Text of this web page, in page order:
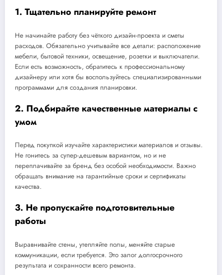
1. Тщательно планируйте ремонт
Не начинайте работу без чёткого дизайн-проекта и сметы
расходов. Обязательно учитывайте все детали: расположение
мебели, бытовой техники, освещение, розетки и выключатели.
Если есть возможность, обратитесь к профессиональному
дизайнеру или хотя бы воспользуйтесь специализированными
программами для создания планировки.
2. Подбирайте качественные материалы с
умом
Перед покупкой изучайте характеристики материалов и отзывы.
Не гонитесь за супер-дешевым вариантом, но и не
переплачивайте за бренд без особой необходимости. Важно
обращать внимание на гарантийные сроки и сертификаты
качества.
3. Не пропускайте подготовительные
работы
Выравнивайте стены, утепляйте полы, меняйте старые
коммуникации, если требуется. Это залог долгосрочного
результата и сохранности всего ремонта.